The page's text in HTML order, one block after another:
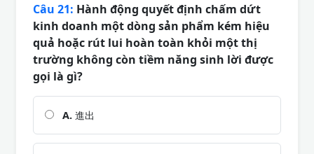
Câu 21: Hành động quyết định chấm dứt
kinh doanh một dòng sản phẩm kém hiệu
quả hoặc rút lui hoàn toàn khỏi một thị
trường không còn tiềm năng sinh lời được
gọi là gì?
A. 進出